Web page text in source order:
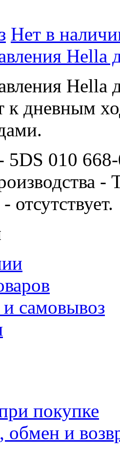
Нет в
Hella
Hella
к дневным
5DS 010
отсутствует.
самовывоз
покупке
обмен и